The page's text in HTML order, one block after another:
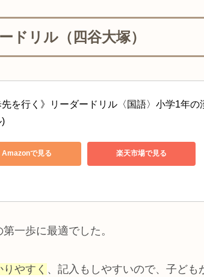
ドリル（四谷大塚）
先を行く》リーダードリル〈国語〉小学1年
)
Amazonで見る 楽天市場で見る
一歩に最適でした。
やすく 、記入もしやすいので、子ども